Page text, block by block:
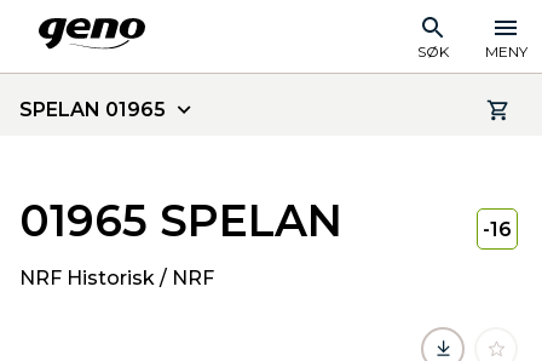
SØK MENY
SPELAN 01965
01965 SPELAN
NRF Historisk / NRF
-16